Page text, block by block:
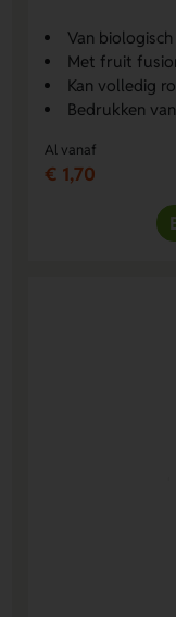
Van
Met fruit
Kan volledig
Bedrukken
Al vanaf
€ 1,70